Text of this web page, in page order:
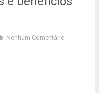
Nenhum Comentário